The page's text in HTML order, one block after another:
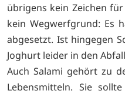
übrigens kein Zeichen
kein Wegwerfgrund: Es
abgesetzt. Ist hingegen
Joghurt leider in den
Auch Salami gehört zu
Lebensmitteln. Sie